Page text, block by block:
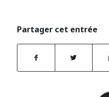
Partager cet entrée